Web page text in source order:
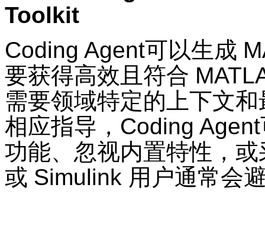
Toolkit
Coding Agent可以生成
要获得高效且符合
需要领域特定的上下文
相应指导， Coding Agent
功能、忽视内置特性，
或 Simulink 用户通常会